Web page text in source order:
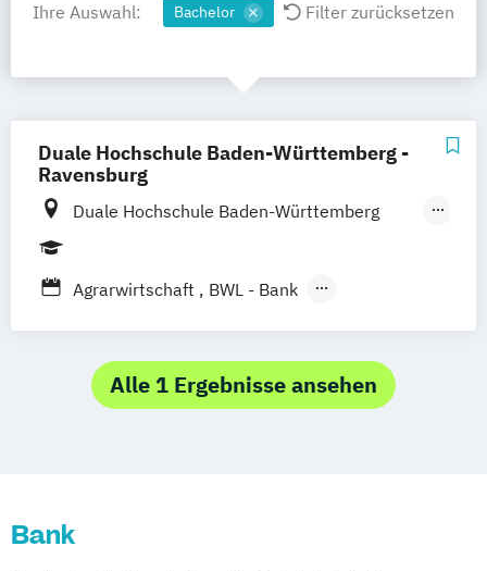
Ihre Auswahl: Bachelor Filter zurücksetzen
Duale Hochschule Baden-Württemberg -
Ravensburg
Duale Hochschule Baden-Württemberg
Ravensburg
Agrarwirtschaft
BWL - Bank
BWL - Handelsmanagement
BWL - Industrie
BWL - Messe-
Alle 1 Ergebnisse ansehen
Bank